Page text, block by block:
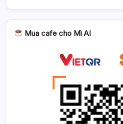
Mua cafe cho Mì AI